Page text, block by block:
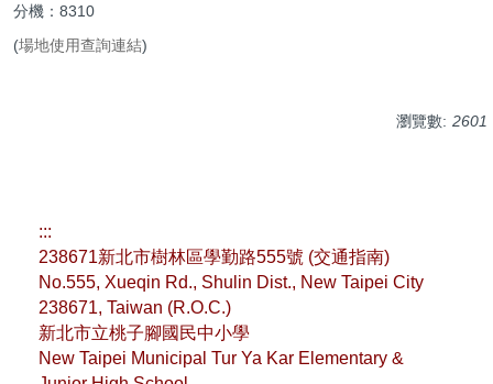
分機：8310
(場地使用查詢連結)
瀏覽數: 2601
:::
238671新北市樹林區學勤路555號 (交通指南)
No.555, Xueqin Rd., Shulin Dist., New Taipei City
238671, Taiwan (R.O.C.)
新北市立桃子腳國民中小學
New Taipei Municipal Tur Ya Kar Elementary &